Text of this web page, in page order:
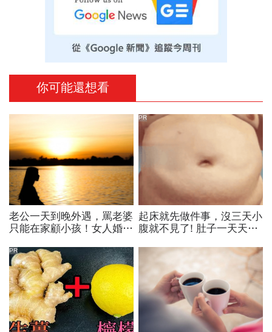
你可能還想看
老公一天到晚外遇，罵老婆
只能在家顧小孩！女人婚後
「工具人」
起床就先做件事，沒三天小
腹就不見了! 肚子一天天變
PR
PR